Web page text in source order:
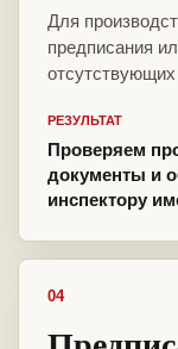
Для
предписания
отсутствующих
РЕЗУЛЬТАТ
Проверяем
документы и
инспектору
04